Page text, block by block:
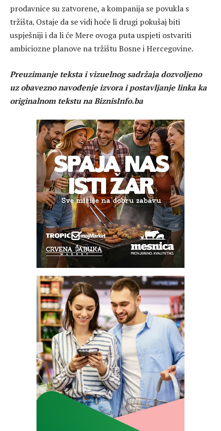
prodavnice su zatvorene, a kompanija se povukla s
tržišta. Ostaje da se vidi hoće li drugi pokušaj biti
uspješniji i da li će Mere ovoga puta uspjeti ostvariti
ambiciozne planove na tržištu Bosne i Hercegovine.
Preuzimanje teksta i vizuelnog sadržaja dozvoljeno
uz obavezno navođenje izvora i postavljanje linka ka
originalnom tekstu na BiznisInfo.ba